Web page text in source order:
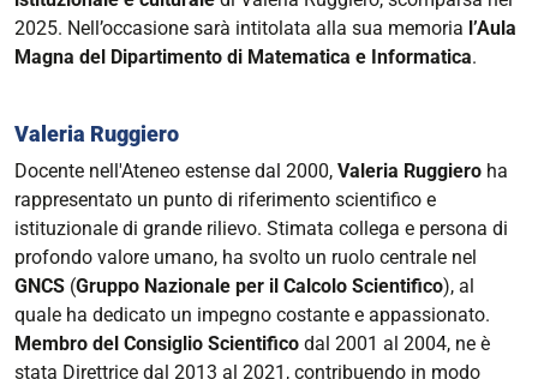
Ruggiero
2026-
2026-
04-
16T17:00:00+02:00
Giornata
in
ricordo
della
Professoressa
2025. Nell’occasione sarà intitolata alla sua memoria l’Aula
Magna del Dipartimento di Matematica e Informatica.
Valeria Ruggiero
Docente nell'Ateneo estense dal 2000, Valeria Ruggiero ha
rappresentato un punto di riferimento scientifico e
istituzionale di grande rilievo. Stimata collega e persona di
profondo valore umano, ha svolto un ruolo centrale nel
GNCS (Gruppo Nazionale per il Calcolo Scientifico), al
quale ha dedicato un impegno costante e appassionato.
Membro del Consiglio Scientifico dal 2001 al 2004, ne è
stata Direttrice dal 2013 al 2021, contribuendo in modo